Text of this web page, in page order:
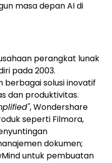
masa depanAI di
perangkat lunak
pada 2003.
solusi inovatif
dan produktivitas.
, Wondershare
seperti Filmora,
dokumen;
untuk pembuatan